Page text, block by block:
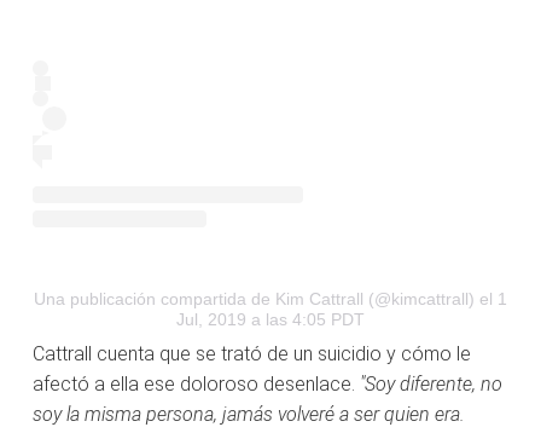
Una publicación compartida de Kim Cattrall (@kimcattrall) el 1
Jul, 2019 a las 4:05 PDT
Cattrall cuenta que se trató de un suicidio y cómo le
afectó a ella ese doloroso desenlace. "Soy diferente, no
soy la misma persona, jamás volveré a ser quien era.